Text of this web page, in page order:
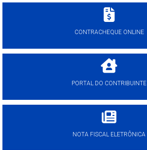
CONTRACHEQUE ONLINE
PORTAL DO CONTRIBUINTE
NOTA FISCAL ELETRÔNICA